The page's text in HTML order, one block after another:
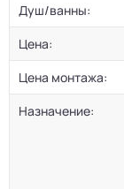
Душ/ванны:
Цена:
Цена монтажа:
Назначение: